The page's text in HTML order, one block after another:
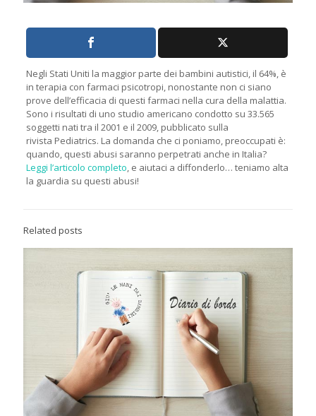
Negli Stati Uniti la maggior parte dei bambini autistici, il 64%, è
in terapia con farmaci psicotropi, nonostante non ci siano
prove dell’efficacia di questi farmaci nella cura della malattia.
Sono i risultati di uno studio americano condotto su 33.565
soggetti nati tra il 2001 e il 2009, pubblicato sulla
rivista Pediatrics. La domanda che ci poniamo, preoccupati è:
quando, questi abusi saranno perpetrati anche in Italia?
Leggi l’articolo completo, e aiutaci a diffonderlo… teniamo alta
la guardia su questi abusi!
Related posts